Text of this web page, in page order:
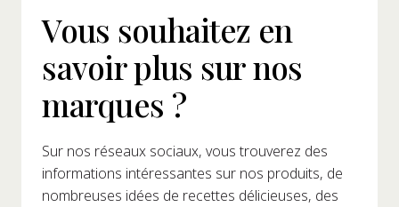
Vous souhaitez en
savoir plus sur nos
marques ?
Sur nos réseaux sociaux, vous trouverez des
informations intéressantes sur nos produits, de
nombreuses idées de recettes délicieuses, des